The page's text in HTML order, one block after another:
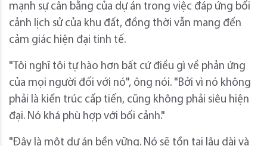
mạnh sự cân bằng của dự án trong việc đáp ứng bối
cảnh lịch sử của khu đất, đồng thời vẫn mang đến
cảm giác hiện đại tinh tế.
"Tôi nghĩ tôi tự hào hơn bất cứ điều gì về phản ứng
của mọi người đối với nó", ông nói. "Bởi vì nó không
phải là kiến ​​trúc cấp tiến, cũng không phải siêu hiện
đại. Nó khá phù hợp với bối cảnh."
"Đây là một dự án bền vững. Nó sẽ tồn tại lâu dài và